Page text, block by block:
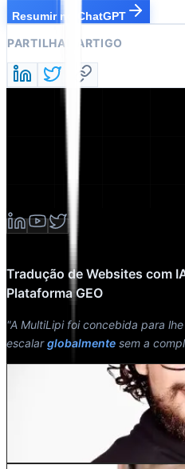
Resumir no ChatGPT
PARTILHAR ARTIGO
Tradução de Websites com
Plataforma GEO
"A MultiLipi foi concebida para
escalarglobalmente sem a
Co-fundador @MultiLipi